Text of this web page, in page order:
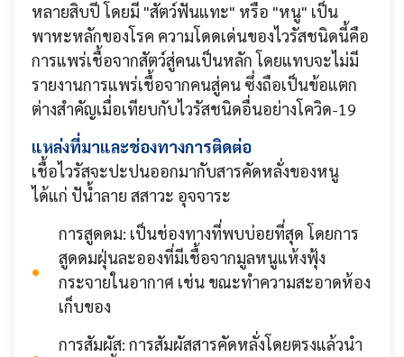
หลายสิบปี โดยมี "สัตว์ฟันแทะ" หรือ "หนู" เป็น
พาหะหลักของโรค ความโดดเด่นของไวรัสชนิดนี้คือ
การแพร่เชื้อจากสัตว์สู่คนเป็นหลัก โดยแทบจะไม่มี
รายงานการแพร่เชื้อจากคนสู่คน ซึ่งถือเป็นข้อแตก
ต่างสำคัญเมื่อเทียบกับไวรัสชนิดอื่นอย่างโควิด-19
แหล่งที่มาและช่องทางการติดต่อ
เชื้อไวรัสจะปะปนออกมากับสารคัดหลั่งของหนู
ได้แก่ ปัน้ำลาย สสาวะ อุจจาระ
การสูดดม: เป็นช่องทางที่พบบ่อยที่สุด โดยการ
สูดดมฝุ่นละอองที่มีเชื้อจากมูลหนูแห้งฟุ้ง
กระจายในอากาศ เช่น ขณะทำความสะอาดห้อง
เก็บของ
การสัมผัส: การสัมผัสสารคัดหลั่งโดยตรงแล้วนำ